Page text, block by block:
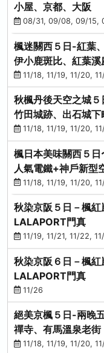
小屋、京都、大阪
08/31, 09/08, 09/15,
楓迷關西５日-紅葉
伊小鹿斑比、紅葉
勢龍蝦+和牛
11/18, 11/19, 11/20,
秋楓丹後天空之城５
竹田城跡、出石城
11/18, 11/19, 11/20,
楓日本美味關西５
人氣電鐵+神戶新型
11/18, 11/19, 11/20,
秋染京阪５日－楓紅
LALAPORT門真
11/19, 11/21, 11/22,
秋染京阪６日－楓紅
LALAPORT門真
11/26
絕美京楓５日-兩晚
禪寺、有馬溫泉老街
11/18, 11/19, 11/20,